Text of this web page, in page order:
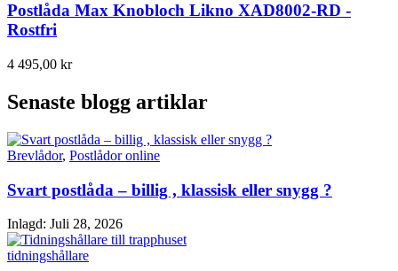
Postlåda Max Knobloch Likno XAD8002-RD -
Rostfri
4 495,00 kr
Senaste blogg artiklar
Brevlådor, Postlådor online
Svart postlåda – billig , klassisk eller snygg ?
Inlagd: Juli 28, 2026
tidningshållare